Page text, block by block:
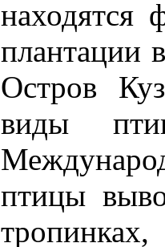
находятся
плантации
Остров
виды
птицы